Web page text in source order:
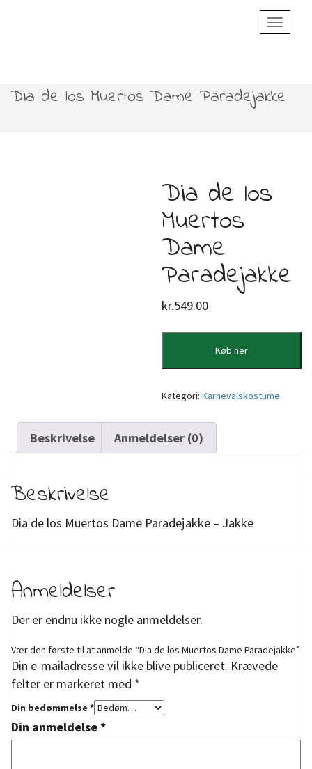
Toggle
Dia de los Muertos Dame Paradejakke
Dia de los
Muertos
Dame
Paradejakke
kr.549.00
Køb her
Kategori:Karnevalskostume
Beskrivelse Anmeldelser (0)
Beskrivelse
Dia de los Muertos Dame Paradejakke – Jakke
Anmeldelser
Der er endnu ikke nogle anmeldelser.
Vær den første til at anmelde “Dia de los Muertos Dame Paradejakke”
Din e-mailadresse vil ikke blive publiceret. Krævede
felter er markeret med *
Din bedømmelse *
Din anmeldelse*